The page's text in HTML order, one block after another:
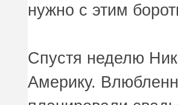
нужно с этим
Спустя неделю
Америку.